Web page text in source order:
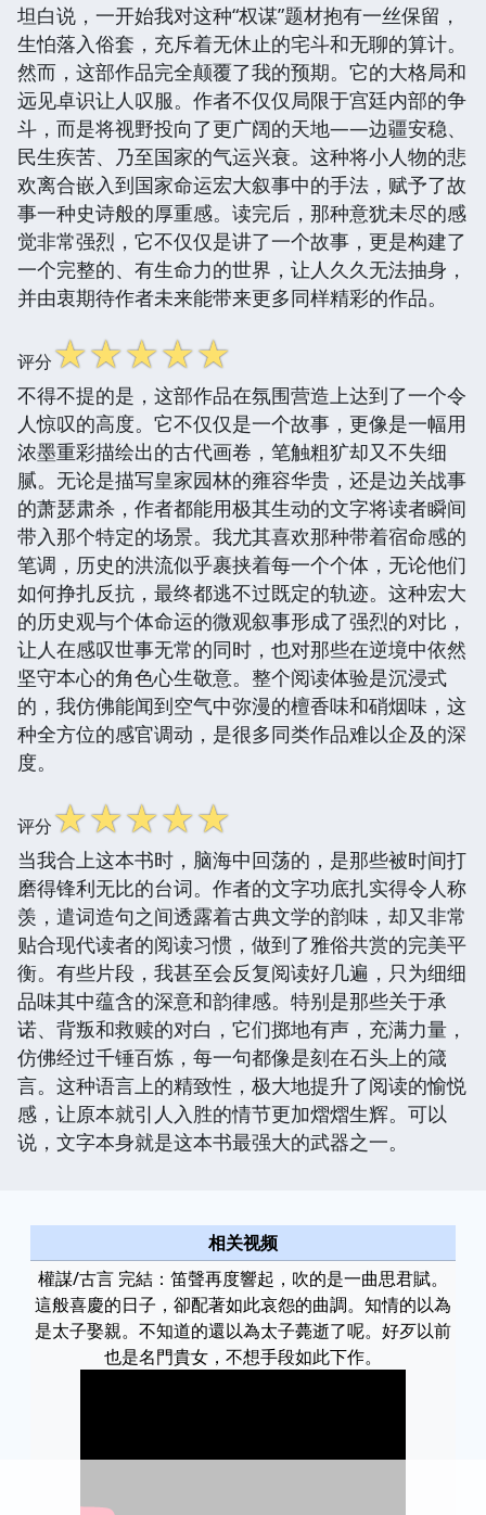
坦白说，一开始我对这种“权谋”题材抱有一丝保留，
生怕落入俗套，充斥着无休止的宅斗和无聊的算计。
然而，这部作品完全颠覆了我的预期。它的大格局和
远见卓识让人叹服。作者不仅仅局限于宫廷内部的争
斗，而是将视野投向了更广阔的天地——边疆安稳、
民生疾苦、乃至国家的气运兴衰。这种将小人物的悲
欢离合嵌入到国家命运宏大叙事中的手法，赋予了故
事一种史诗般的厚重感。读完后，那种意犹未尽的感
觉非常强烈，它不仅仅是讲了一个故事，更是构建了
一个完整的、有生命力的世界，让人久久无法抽身，
并由衷期待作者未来能带来更多同样精彩的作品。
评分☆☆☆☆☆
不得不提的是，这部作品在氛围营造上达到了一个令
人惊叹的高度。它不仅仅是一个故事，更像是一幅用
浓墨重彩描绘出的古代画卷，笔触粗犷却又不失细
腻。无论是描写皇家园林的雍容华贵，还是边关战事
的萧瑟肃杀，作者都能用极其生动的文字将读者瞬间
带入那个特定的场景。我尤其喜欢那种带着宿命感的
笔调，历史的洪流似乎裹挟着每一个个体，无论他们
如何挣扎反抗，最终都逃不过既定的轨迹。这种宏大
的历史观与个体命运的微观叙事形成了强烈的对比，
让人在感叹世事无常的同时，也对那些在逆境中依然
坚守本心的角色心生敬意。整个阅读体验是沉浸式
的，我仿佛能闻到空气中弥漫的檀香味和硝烟味，这
种全方位的感官调动，是很多同类作品难以企及的深
度。
评分☆☆☆☆☆
当我合上这本书时，脑海中回荡的，是那些被时间打
磨得锋利无比的台词。作者的文字功底扎实得令人称
羡，遣词造句之间透露着古典文学的韵味，却又非常
贴合现代读者的阅读习惯，做到了雅俗共赏的完美平
衡。有些片段，我甚至会反复阅读好几遍，只为细细
品味其中蕴含的深意和韵律感。特别是那些关于承
诺、背叛和救赎的对白，它们掷地有声，充满力量，
仿佛经过千锤百炼，每一句都像是刻在石头上的箴
言。这种语言上的精致性，极大地提升了阅读的愉悦
感，让原本就引人入胜的情节更加熠熠生辉。可以
说，文字本身就是这本书最强大的武器之一。
相关视频
權謀/古言 完結：笛聲再度響起，吹的是一曲思君賦。
這般喜慶的日子，卻配著如此哀怨的曲調。知情的以為
是太子娶親。不知道的還以為太子薨逝了呢。好歹以前
也是名門貴女，不想手段如此下作。